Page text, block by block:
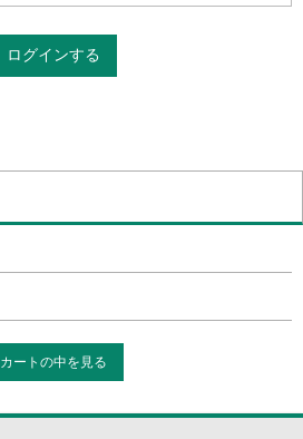
カートの中を見る